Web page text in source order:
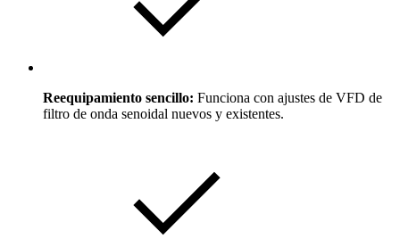
Reequipamiento sencillo: Funciona con ajustes de VFD de
filtro de onda senoidal nuevos y existentes.